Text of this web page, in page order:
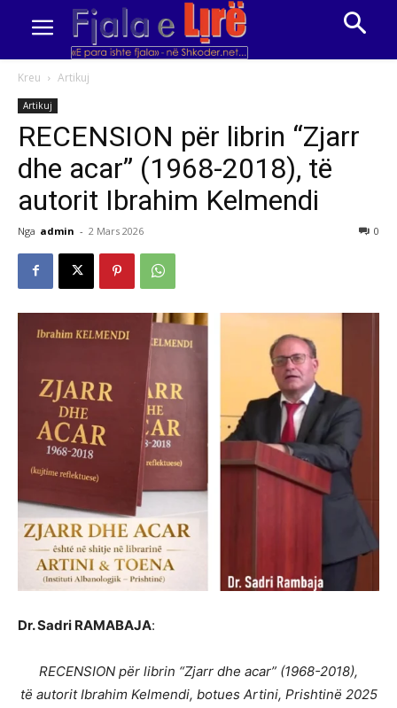
Kreu Artikuj
Artikuj
RECENSION për librin “Zjarr
dhe acar” (1968-2018), të
autorit Ibrahim Kelmendi
Nga admin - 2 Mars 2026 0
Dr. Sadri RAMABAJA:
RECENSION për librin “Zjarr dhe acar” (1968-2018),
të autorit Ibrahim Kelmendi, botues Artini, Prishtinë 2025